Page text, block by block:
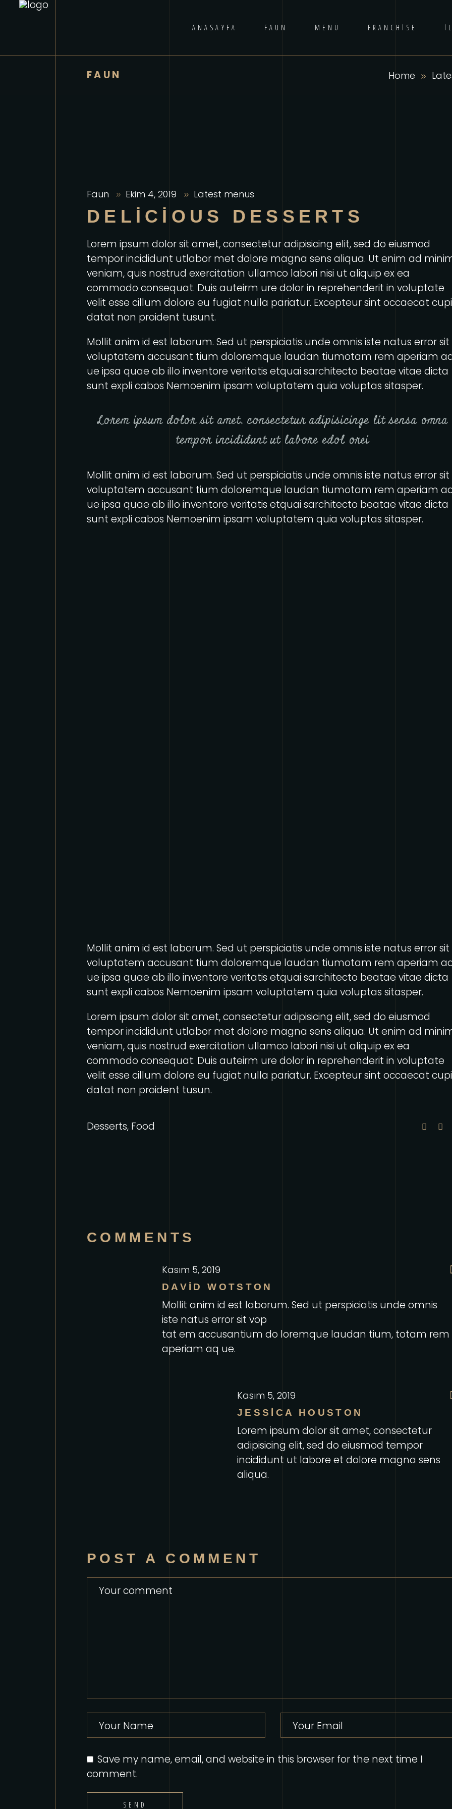
ANASAYFA FAUN MENÜ FRANCHISE
FAUN Home
Faun Ekim 4, 2019 Latest menus
DELICIOUS DESSERTS
Lorem ipsum dolor sit amet, consectetur adipisicing elit, sed do eiusmod
tempor incididunt utlabor met dolore magna sens aliqua. Ut enim ad
veniam, quis nostrud exercitation ullamco labori nisi ut aliquip ex ea
commodo consequat. Duis auteirm ure dolor in reprehenderit in voluptate
velit esse cillum dolore eu fugiat nulla pariatur. Excepteur sint occaecat
datat non proident tusunt.
Mollit anim id est laborum. Sed ut perspiciatis unde omnis iste natus error sit
voluptatem accusant tium doloremque laudan tiumotam rem aperiam
ue ipsa quae ab illo inventore veritatis etquai sarchitecto beatae vitae dicta
sunt expli cabos Nemoenim ipsam voluptatem quia voluptas sitasper.
Lorem ipsum dolor sit amet, consectetur adipisicinge lit sensa omna
tempor incididunt ut labore edol orei
Mollit anim id est laborum. Sed ut perspiciatis unde omnis iste natus error sit
voluptatem accusant tium doloremque laudan tiumotam rem aperiam
ue ipsa quae ab illo inventore veritatis etquai sarchitecto beatae vitae dicta
sunt expli cabos Nemoenim ipsam voluptatem quia voluptas sitasper.
Mollit anim id est laborum. Sed ut perspiciatis unde omnis iste natus error sit
voluptatem accusant tium doloremque laudan tiumotam rem aperiam
ue ipsa quae ab illo inventore veritatis etquai sarchitecto beatae vitae dicta
sunt expli cabos Nemoenim ipsam voluptatem quia voluptas sitasper.
Lorem ipsum dolor sit amet, consectetur adipisicing elit, sed do eiusmod
tempor incididunt utlabor met dolore magna sens aliqua. Ut enim ad
veniam, quis nostrud exercitation ullamco labori nisi ut aliquip ex ea
commodo consequat. Duis auteirm ure dolor in reprehenderit in voluptate
velit esse cillum dolore eu fugiat nulla pariatur. Excepteur sint occaecat
datat non proident tusun.
Desserts, Food
COMMENTS
Kasım 5, 2019
DAVID WOTSTON
Mollit anim id est laborum. Sed ut perspiciatis unde omnis
iste natus error sit vop
tat em accusantium do loremque laudan tium, totam rem
aperiam aq ue.
Kasım 5, 2019
JESSICA HOUSTON
Lorem ipsum dolor sit amet, consectetur
adipisicing elit, sed do eiusmod tempor
incididunt ut labore et dolore magna sens
aliqua.
POST A COMMENT
Save my name, email, and website in this browser for the next time I
comment.
SEND